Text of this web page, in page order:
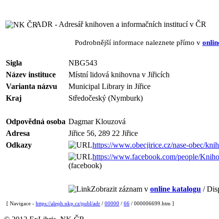
ADR - Adresář knihoven a informačních institucí v ČR
Podrobnější informace naleznete přímo v
Sigla
NBG543
Název instituce
Místní lidová knihovna v Jiřicích
Varianta názvu
Municipal Library in Jiřice
Kraj
Středočeský (Nymburk)
Odpovědná osoba Dagmar Klouzová
Adresa
Jiřice 56, 289 22 Jiřice
Odkazy
https://www.obecjirice.cz/nase-obec/
https://www.facebook.com/people/
(facebook)
Zobrazit záznam v online katalogu /
[ Navigace - https://aleph.nkp.cz/publ/adr / 00000 / 66 / 000006699.htm ]